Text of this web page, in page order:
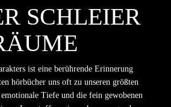
SCHLEIER
ist eine berührende Erinnerung
hörbücher uns oft zu unseren größten
Tiefe und die fein gewobenen